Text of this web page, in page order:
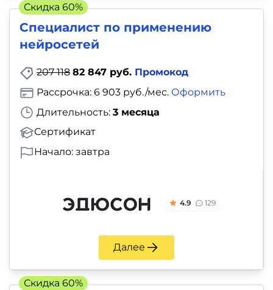
Специалист по применению
нейросетей
207 118 82 847 руб. Промокод
Длительность: 3 месяца
Сертификат
Рассрочка: 6 903 руб./мес. Оформить
Начало: завтра
4.9 129
Далее
Скидка 60%
Скидка 60%